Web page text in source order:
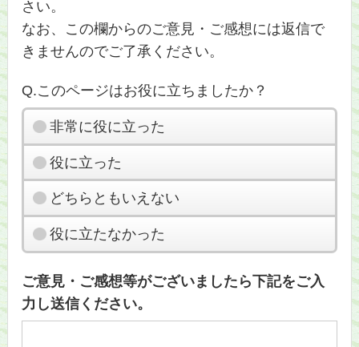
さい。
なお、この欄からのご意見・ご感想には返信で
きませんのでご了承ください。
Q.このページはお役に立ちましたか？
非常に役に立った
役に立った
どちらともいえない
役に立たなかった
ご意見・ご感想等がございましたら下記をご入
力し送信ください。